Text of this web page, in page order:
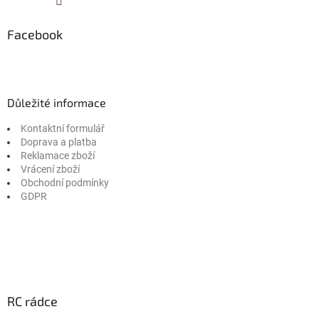
Facebook
Důležité informace
Kontaktní formulář
Doprava a platba
Reklamace zboží
Vrácení zboží
Obchodní podmínky
GDPR
RC rádce